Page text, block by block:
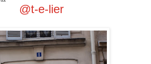
@t-e-lier